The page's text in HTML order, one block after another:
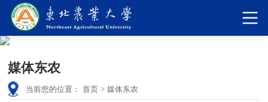
媒体东农
当前您的位置： 首页 > 媒体东农